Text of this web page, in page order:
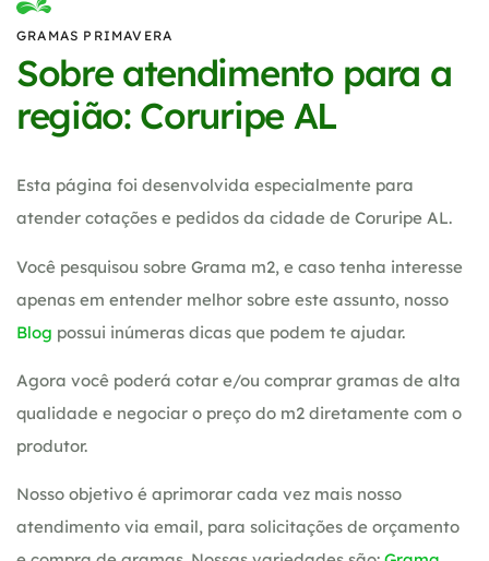
GRAMAS PRIMAVERA
Sobre atendimento para a
região: Coruripe AL
Esta página foi desenvolvida especialmente para
atender cotações e pedidos da cidade de Coruripe AL.
Você pesquisou sobre Grama m2, e caso tenha interesse
apenas em entender melhor sobre este assunto, nosso
Blog possui inúmeras dicas que podem te ajudar.
Agora você poderá cotar e/ou comprar gramas de alta
qualidade e negociar o preço do m2 diretamente com o
produtor.
Nosso objetivo é aprimorar cada vez mais nosso
atendimento via email, para solicitações de orçamento